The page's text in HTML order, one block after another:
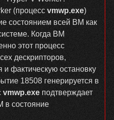
(процесс vmwp.exe)
состоянием всей ВМ как
Когда ВМ
этот процесс
дескрипторов,
и фактическую остановку
18508 генерируется в
vmwp.exeподтверждает
в состояние